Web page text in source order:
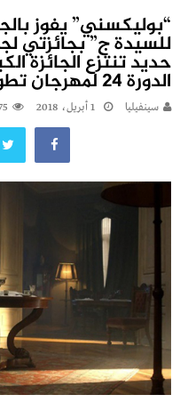
“بوليكسني” يفوز
للسيدة ج” بجائزتي
حديد تنتزع الجائزة
الدورة 24 لمهرجان تطوان السينمائي
سينفيليا 1 أبريل، 2018